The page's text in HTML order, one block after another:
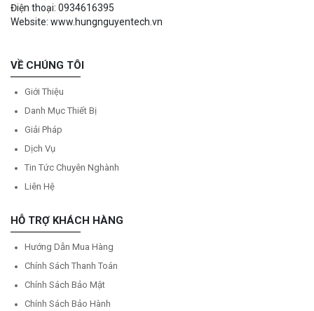
Điện thoại: 0934616395
Website: www.hungnguyentech.vn
VỀ CHÚNG TÔI
Giới Thiệu
Danh Mục Thiết Bị
Giải Pháp
Dịch Vụ
Tin Tức Chuyên Nghành
Liên Hệ
HỖ TRỢ KHÁCH HÀNG
Hướng Dẫn Mua Hàng
Chính Sách Thanh Toán
Chính Sách Bảo Mật
Chính Sách Bảo Hành